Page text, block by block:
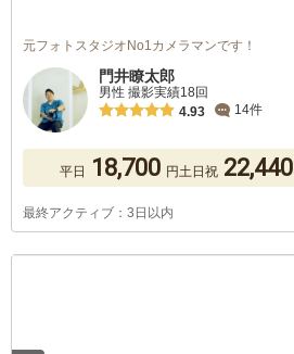
元フォトスタジオNo1カメラマンです！
門井瞭太郎
男性 撮影実績18回
4.93
14件
平日 18,700 円土日祝 22,440
最終アクティブ：3日以内